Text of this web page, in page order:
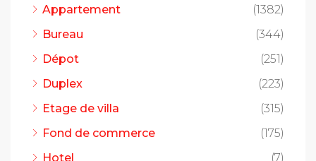
Appartement
(1382)
Bureau
(344)
Dépot
(251)
Duplex
(223)
Etage de villa
(315)
Fond de commerce
(175)
Hotel
(7)